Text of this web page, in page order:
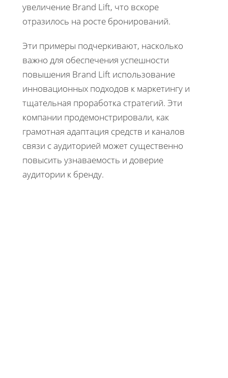
увеличение Brand Lift, что вскоре
отразилось на росте бронирований.
Эти примеры подчеркивают, насколько
важно для обеспечения успешности
повышения Brand Lift использование
инновационных подходов к маркетингу и
тщательная проработка стратегий. Эти
компании продемонстрировали, как
грамотная адаптация средств и каналов
связи с аудиторией может существенно
повысить узнаваемость и доверие
аудитории к бренду.